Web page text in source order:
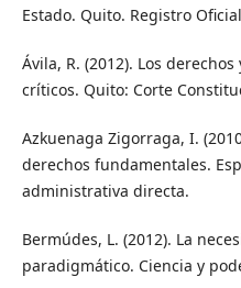
Estado. Quito. Registro
Ávila, R. (2012). Los
críticos. Quito: Corte
Azkuenaga Zigorraga, I.
derechos fundamentales.
administrativa directa.
Bermúdes, L. (2012). La
paradigmático. Ciencia y